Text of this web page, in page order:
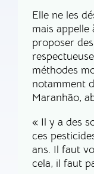
Elle ne les
mais
proposer
méthodes
notamment
Maranhão,
« Il y a des
ces
ans. Il faut
cela, il faut